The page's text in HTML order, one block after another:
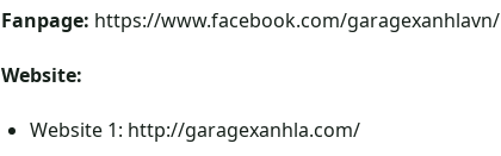
Fanpage: https://www.facebook.com/garagexanhlavn/
Website:
Website 1: http://garagexanhla.com/